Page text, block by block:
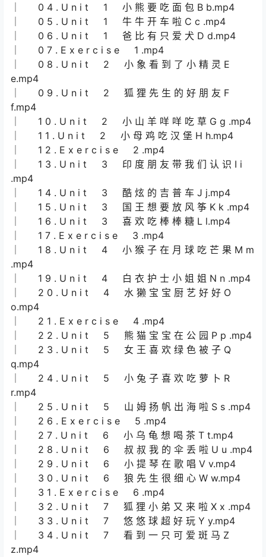
│ 0 4 . U n i t 1 小 熊 要 吃 面 包 B b.mp4
│ 0 5 . U n i t 1 牛 牛 开 车 啦 C c .mp4
│ 0 6 . U n i t 1 爸 比 有 只 爱 犬 D d.mp4
│ 0 7 . E x e r c i s e 1 .mp4
│ 0 8 . U n i t 2 小 象 看 到 了 小 精 灵 E
e.mp4
│ 0 9 . U n i t 2 狐 狸 先 生 的 好 朋 友 F
f.mp4
│ 1 0 . U n i t 2 小 山 羊 咩 咩 吃 草 G g .mp4
│ 1 1 . U n i t 2 小 母 鸡 吃 汉 堡 H h.mp4
│ 1 2 . E x e r c i s e 2 .mp4
│ 1 3 . U n i t 3 印 度 朋 友 带 我 们 认 识 I i
.mp4
│ 1 4 . U n i t 3 酷 炫 的 吉 普 车 J j.mp4
│ 1 5 . U n i t 3 国 王 想 要 放 风 筝 K k .mp4
│ 1 6 . U n i t 3 喜 欢 吃 棒 棒 糖 L l.mp4
│ 1 7 . E x e r c i s e 3 .mp4
│ 1 8 . U n i t 4 小 猴 子 在 月 球 吃 芒 果 M m
.mp4
│ 1 9 . U n i t 4 白 衣 护 士 小 姐 姐 N n .mp4
│ 2 0 . U n i t 4 水 獭 宝 宝 厨 艺 好 好 O
o.mp4
│ 2 1 . E x e r c i s e 4 .mp4
│ 2 2 . U n i t 5 熊 猫 宝 宝 在 公 园 P p .mp4
│ 2 3 . U n i t 5 女 王 喜 欢 绿 色 被 子 Q
q.mp4
│ 2 4 . U n i t 5 小 兔 子 喜 欢 吃 萝 卜 R
r.mp4
│ 2 5 . U n i t 5 山 姆 扬 帆 出 海 啦 S s .mp4
│ 2 6 . E x e r c i s e 5 .mp4
│ 2 7 . U n i t 6 小 乌 龟 想 喝 茶 T t.mp4
│ 2 8 . U n i t 6 叔 叔 我 的 伞 丢 啦 U u .mp4
│ 2 9 . U n i t 6 小 提 琴 在 歌 唱 V v.mp4
│ 3 0 . U n i t 6 狼 先 生 很 细 心 W w.mp4
│ 3 1 . E x e r c i s e 6 .mp4
│ 3 2 . U n i t 7 狐 狸 小 弟 又 来 啦 X x .mp4
│ 3 3 . U n i t 7 悠 悠 球 超 好 玩 Y y.mp4
│ 3 4 . U n i t 7 看 到 一 只 可 爱 斑 马 Z
z.mp4